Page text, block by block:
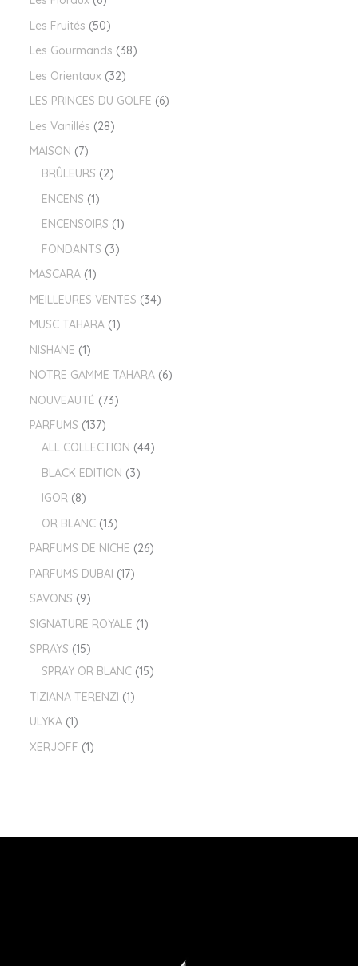
Les Fruités 50
Les Gourmands 38
Les Orientaux 32
LES PRINCES DU GOLFE 6
Les Vanillés 28
MAISON 7
BRÛLEURS 2
ENCENS 1
ENCENSOIRS 1
FONDANTS 3
MASCARA 1
MEILLEURES VENTES 34
MUSC TAHARA 1
NISHANE 1
NOTRE GAMME TAHARA 6
NOUVEAUTÉ 73
PARFUMS 137
ALL COLLECTION 44
BLACK EDITION 3
IGOR 8
OR BLANC 13
PARFUMS DE NICHE 26
PARFUMS DUBAI 17
SAVONS 9
SIGNATURE ROYALE 1
SPRAYS 15
SPRAY OR BLANC 15
TIZIANA TERENZI 1
ULYKA 1
XERJOFF 1